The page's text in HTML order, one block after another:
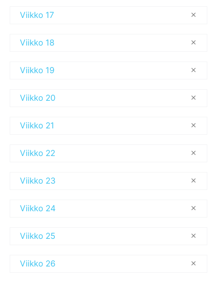
Viikko 17
Viikko 18
Viikko 19
Viikko 20
Viikko 21
Viikko 22
Viikko 23
Viikko 24
Viikko 25
Viikko 26